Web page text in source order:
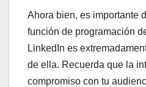
Ahora bien, es importante
función de programación
LinkedIn es
de ella. Recuerda que la
compromiso con tu